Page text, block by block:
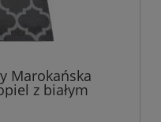
Marokańska
z białym